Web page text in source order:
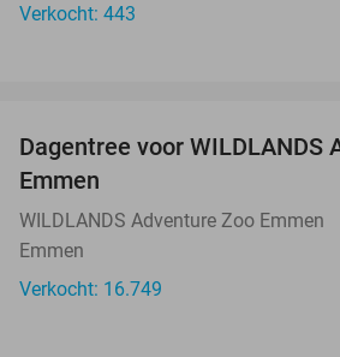
Verkocht: 443
Dagentree voor WILDLANDS
Emmen
WILDLANDS Adventure Zoo Emmen
Emmen
Verkocht: 16.749